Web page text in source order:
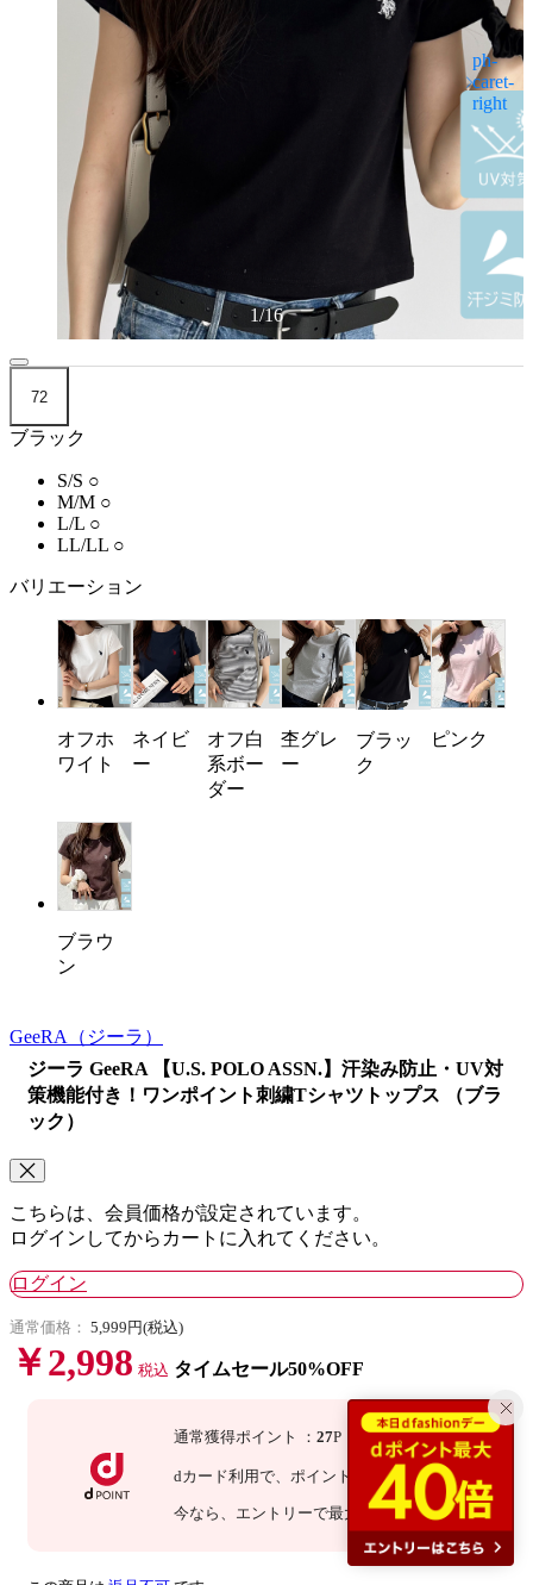
1/16
72
ブラック
S/S ○
M/M ○
L/L ○
LL/LL ○
バリエーション
オフホ
ワイト
ネイビ
ー
オフ白
系ボー
ダー
杢グレ
ー
ブラッ
ク
ピンク
ブラウ
ン
GeeRA
（ジーラ）
ジーラ GeeRA 【U.S. POLO ASSN.】汗染み防止・UV対
策機能付き！ワンポイント刺繍Tシャツトップス （ブラ
ック）
こちらは、会員価格が設定されています。
ログインしてからカートに入れてください。
ログイン
通常価格： 5,999円(税込)
￥2,998 税込 タイムセール50%OFF
通常獲得ポイント ：27P
dカード利用で、ポイント ：81 P
今なら 、エントリーで最大 20 倍！詳細